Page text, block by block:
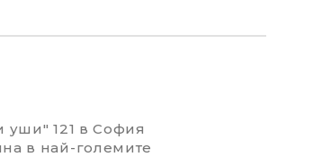
уши" 121 в София
в най-големите